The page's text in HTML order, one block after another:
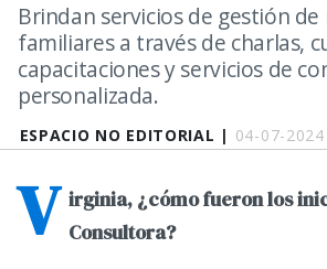
ESPACIO NO EDITORIAL | 04-07-
Brindan servicios de gestión de
familiares a través de charlas,
capacitaciones y servicios de
personalizada.
V irginia, ¿cómo fueron los
Consultora?